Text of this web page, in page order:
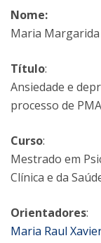
Nome:
Maria
Título:
Ansiedade e
processo de
Curso:
Mestrado em
Clínica e da
Orientadores:
Maria Raul